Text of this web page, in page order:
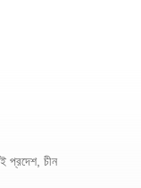
প্রদেশ, চীন